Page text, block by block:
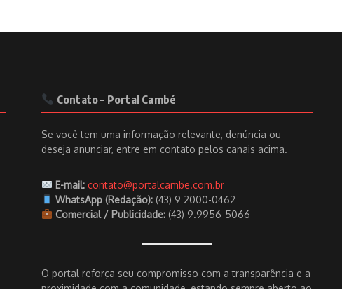
Contato – Portal Cambé
Se você tem uma informação relevante, denúncia ou
deseja anunciar, entre em contato pelos canais acima.
E-mail: contato@portalcambe.com.br
WhatsApp (Redação): (43) 9 2000-0462
Comercial / Publicidade: (43) 9.9956-5066
O portal reforça seu compromisso com a transparência e a